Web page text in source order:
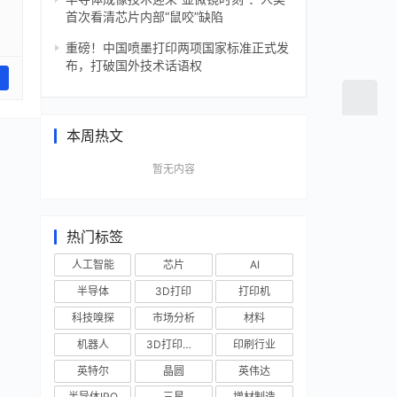
首次看清芯片内部“鼠咬”缺陷
重磅！中国喷墨打印两项国家标准正式发
布，打破国外技术话语权
本周热文
暂无内容
热门标签
人工智能 芯片
AI
半导体
3D打印
打印机
科技嗅探
市场分析
材料
机器人
3D打印技术
印刷行业
英特尔
晶圆
英伟达